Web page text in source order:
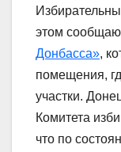
этом
Донбасса»,
помещения,
участки.
Комитета
что по